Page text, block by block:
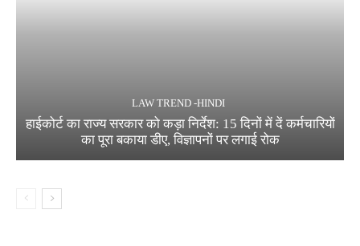
LAW TREND -HINDI
हाईकोर्ट का राज्य सरकार को कड़ा निर्देश: 15 दिनों में दें कर्मचारियों
का पूरा बकाया डीए, विज्ञापनों पर लगाई रोक